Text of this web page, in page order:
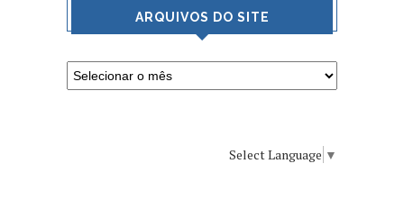
ARQUIVOS DO SITE
Select Language ▼